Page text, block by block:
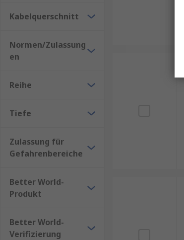
Kabelquerschnitt
Normen/Zulassung
en
Reihe
Tiefe
Zulassung für
Gefahrenbereiche
Better World-
Produkt
Better World-
Verifizierung